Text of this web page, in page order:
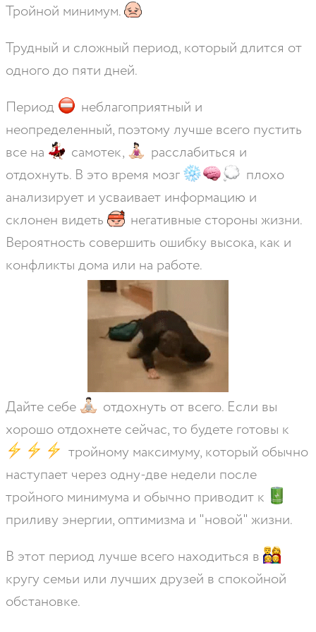
Тройной минимум.
Трудный и сложный период, который длится от
одного до пяти дней.
Период
неблагоприятный и
неопределенный, поэтому лучше всего пустить
все на
самотек,
расслабиться и
отдохнуть. В это время мозг
плохо
анализирует и усваивает информацию и
склонен видеть
негативные стороны жизни.
Вероятность совершить ошибку высока, как и
конфликты дома или на работе.
Дайте себе
отдохнуть от всего. Если вы
хорошо отдохнете сейчас, то будете готовы к
тройному максимуму, который обычно
наступает через одну-две недели после
тройного минимума и обычно приводит к
приливу энергии, оптимизма и "новой" жизни.
В этот период лучше всего находиться в
кругу семьи или лучших друзей в спокойной
обстановке.